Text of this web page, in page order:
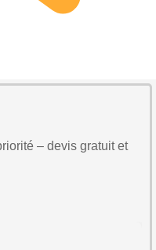
– devis gratuit et